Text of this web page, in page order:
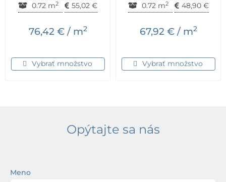
0.72 m2 55,02 €
76,42 €/ m2
Vybrať množstvo
0.72 m2 48,90 €
67,92 €/ m2
Vybrať množstvo
Opýtajte sa nás
Meno